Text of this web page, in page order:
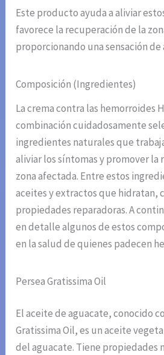
Este producto ayuda a aliviar
favorece la recuperación de la
proporcionando una sensación de
Composición (Ingredientes)
La crema contra las hemorroides
combinación cuidadosamente
ingredientes naturales que
aliviar los síntomas y promover la
zona afectada. Entre estos
aceites y extractos que hidratan,
propiedades reparadoras. A
en detalle algunos de estos
en la salud de quienes padecen
Persea Gratissima Oil
El aceite de aguacate, conocido
Gratissima Oil, es un aceite
del aguacate. Tiene propiedades